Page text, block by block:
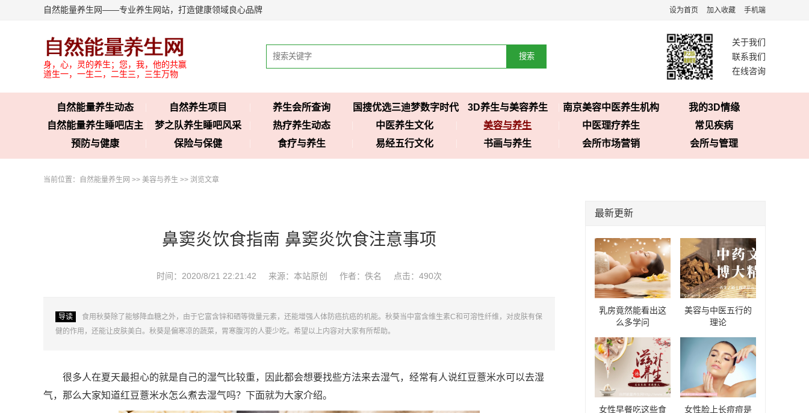
自然能量养生网——专业养生网站，打造健康领域良心品牌 设为首页 加入收藏 手机端
身，心，灵的养生；您，我，他的共赢
道生一，一生二，二生三，三生万物
搜索
关于我们
联系我们
在线咨询
自然能量养生动态 自然养生项目 养生会所查询 国搜优选三迪梦数字时代 3D养生与美容养生 南京美容中医养生机构
我的3D情缘
自然能量养生睡吧店主
梦之队养生睡吧风采 热疗养生动态 中医养生文化 美容与养生 中医理疗养生
常见疾病
预防与健康
保险与保健 食疗与养生 易经五行文化 书画与养生 会所市场营销 会所与管理
当前位置： 自然能量养生网 >> 美容与养生 >> 浏览文章
鼻窦炎饮食指南 鼻窦炎饮食注意事项
时间：2020/8/21 22:21:42 来源：本站原创 作者：佚名 点击： 490次
导读
食用秋葵除了能够降血糖之外，由于它富含锌和硒等微量元素，还能增强人体防癌抗癌的机能。秋葵当中富含维生素C和可溶性纤维，对皮肤有保
健的作用，还能让皮肤美白。秋葵是偏寒凉的蔬菜，胃寒腹泻的人要少吃。希望以上内容对大家有所帮助。
很多人在夏天最担心的就是自己的湿气比较重，因此都会想要找些方法来去湿气，经常有人说红豆薏米水可以去湿
气，那么大家知道红豆薏米水怎么煮去湿气吗？下面就为大家介绍。
最新更新
乳房竟然能看出这
么多学问
美容与中医五行的
理论
女性早餐吃这些食
女性脸上长痘痘是